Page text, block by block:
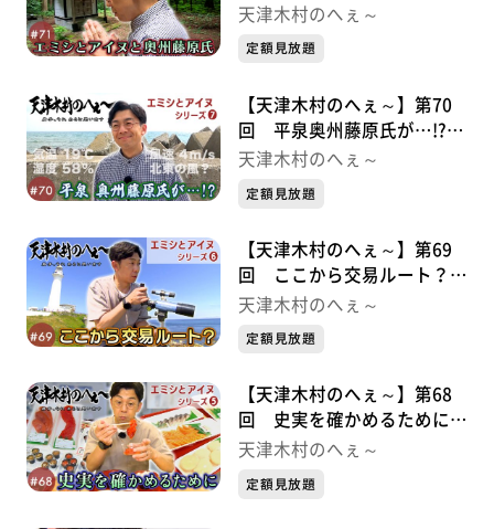
原氏 エミシとアイヌシリー
天津木村のへぇ～
定額見放題
【天津木村のへぇ～】第70
回 平泉奥州藤原氏が…!?エ
ミシとアイヌシリーズ➆
天津木村のへぇ～
定額見放題
【天津木村のへぇ～】第69
回 ここから交易ルート？
エミシとアイヌシリーズ⑥
天津木村のへぇ～
定額見放題
【天津木村のへぇ～】第68
回 史実を確かめるために
エミシとアイヌシリーズ⑤
天津木村のへぇ～
定額見放題